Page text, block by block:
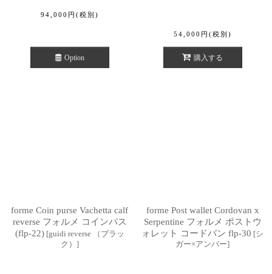
94,000 円 (税別)
Option
54,000 円 (税別)
購入する
forme Coin purse Vachetta calf
reverse フォルメ コインパス
(flp-22) [guidi reverse （ブラッ
ク） ]
forme Post wallet Cordovan x
Serpentine フォルメ ポストウ
ォレット コードバン flp-30 [シ
ガー×アンバー]